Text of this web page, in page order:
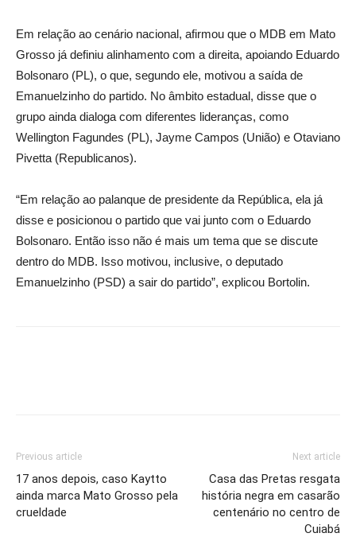
Em relação ao cenário nacional, afirmou que o MDB em Mato
Grosso já definiu alinhamento com a direita, apoiando Eduardo
Bolsonaro (PL), o que, segundo ele, motivou a saída de
Emanuelzinho do partido. No âmbito estadual, disse que o
grupo ainda dialoga com diferentes lideranças, como
Wellington Fagundes (PL), Jayme Campos (União) e Otaviano
Pivetta (Republicanos).
“Em relação ao palanque de presidente da República, ela já
disse e posicionou o partido que vai junto com o Eduardo
Bolsonaro. Então isso não é mais um tema que se discute
dentro do MDB. Isso motivou, inclusive, o deputado
Emanuelzinho (PSD) a sair do partido”, explicou Bortolin.
Previous article
17 anos depois, caso Kaytto
ainda marca Mato Grosso pela
crueldade
Next article
Casa das Pretas resgata
história negra em casarão
centenário no centro de
Cuiabá